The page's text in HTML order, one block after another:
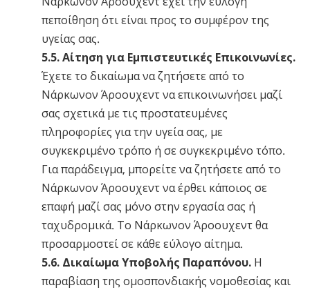
πεποίθηση ότι είναι προς το συμφέρον της
υγείας σας.
5.5. Αίτηση για Εμπιστευτικές Επικοινωνίες.
Έχετε το δικαίωμα να ζητήσετε από το
Νάρκωνον Άροουχεντ να επικοινωνήσει μαζί
σας σχετικά με τις προστατευμένες
πληροφορίες για την υγεία σας, με
συγκεκριμένο τρόπο ή σε συγκεκριμένο τόπο.
Για παράδειγμα, μπορείτε να ζητήσετε από το
Νάρκωνον Άροουχεντ να έρθει κάποιος σε
επαφή μαζί σας μόνο στην εργασία σας ή
ταχυδρομικά. Το Νάρκωνον Άροουχεντ θα
προσαρμοστεί σε κάθε εύλογο αίτημα.
5.6. Δικαίωμα Υποβολής Παραπόνου. Η
παραβίαση της ομοσπονδιακής νομοθεσίας και